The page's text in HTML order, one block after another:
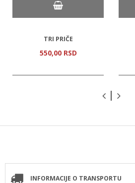
TRI PRIČE
550,00 RSD
INFORMACIJE O TRANSPORTU